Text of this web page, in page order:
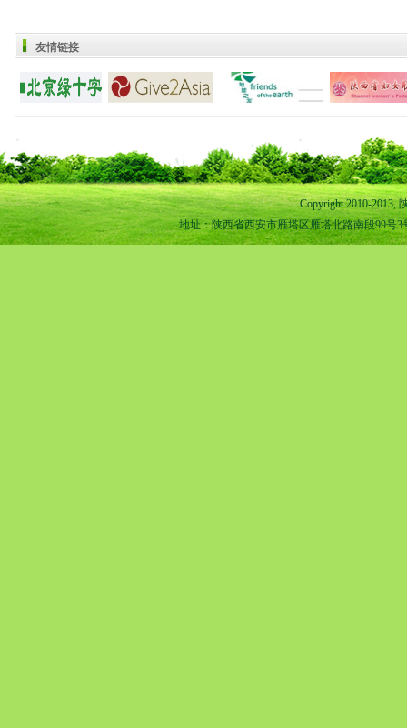
友情链接
Copyright 2010-2013,
地址：陕西省西安市雁塔区雁塔北路南段99号3